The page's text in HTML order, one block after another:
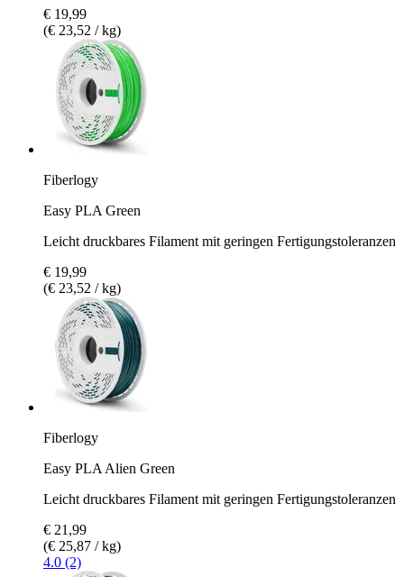
€ 19,99
(€ 23,52 / kg)
Fiberlogy
Easy PLA Green
Leicht druckbares Filament mit geringen Fertigungstoleranzen
€ 19,99
(€ 23,52 / kg)
Fiberlogy
Easy PLA Alien Green
Leicht druckbares Filament mit geringen Fertigungstoleranzen
€ 21,99
(€ 25,87 / kg)
4.0 (2)